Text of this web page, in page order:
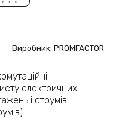
Виробник: PROMFACTOR
електричних
і струмів